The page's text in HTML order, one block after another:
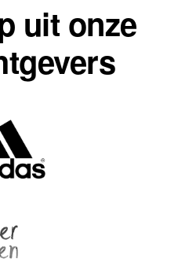
uit onze